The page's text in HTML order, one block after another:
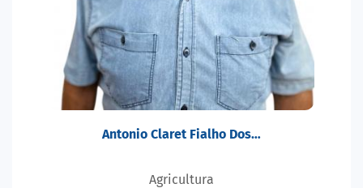
Antonio Claret Fialho Dos…
Agricultura